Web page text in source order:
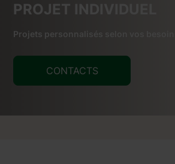
PROJET INDIVIDUEL
Projets personnalisés selon vos besoins
CONTACTS